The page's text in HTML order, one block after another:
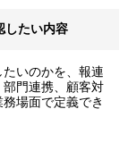
したい内容
いのかを、報連
部門連携、顧客対
場面で定義でき